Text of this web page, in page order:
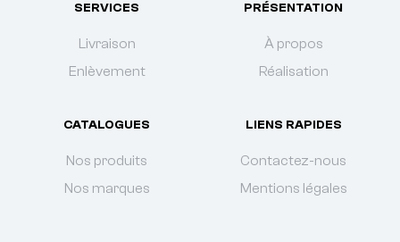
SERVICES
Livraison
Enlèvement
PRÉSENTATION
À propos
Réalisation
CATALOGUES
Nos produits
Nos marques
LIENS RAPIDES
Contactez-nous
Mentions légales